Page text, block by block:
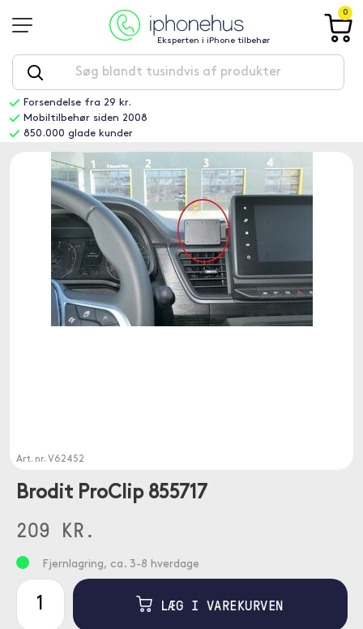
Eksperten i iPhone tilbehør
0
Forsendelse fra 29 kr.
Mobiltilbehør siden 2008
850.000 glade kunder
Art. nr. V62452
Brodit ProClip 855717
209 KR.
Fjernlagring, ca. 3-8 hverdage
LÆG I VAREKURVEN